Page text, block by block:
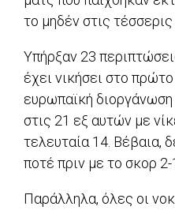
το μηδέν στις τέσσερις
Υπήρξαν 23
έχει νικήσει στο
ευρωπαϊκή διοργάνωση
στις 21 εξ αυτών με
τελευταία 14. Βέβαια,
ποτέ πριν με το σκορ 2-
Παράλληλα, όλες οι